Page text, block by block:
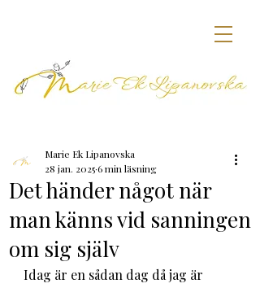
Det händer något när
man känns vid sanningen
om sig själv
Marie Ek Lipanovska
28 jan. 20256 min läsning
Idag är en sådan dag då jag är